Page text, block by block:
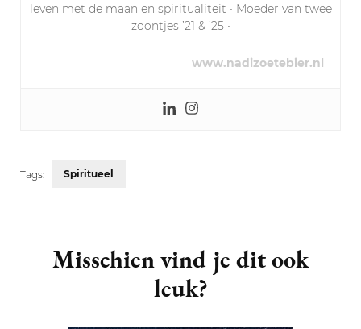
leven met de maan en spiritualiteit • Moeder van twee
zoontjes ’21 & ’25 •
www.nadizoetebier.nl
Tags: Spiritueel
Navigation
Misschien vind je dit ook
leuk?